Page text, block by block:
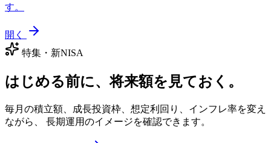
す。
開く
特集・新NISA
はじめる前に、将来額を見ておく。
毎月の積立額、成長投資枠、想定利回り、インフレ率を変え
ながら、 長期運用のイメージを確認できます。